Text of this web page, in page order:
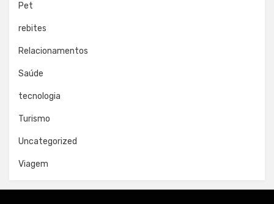
Pet
rebites
Relacionamentos
Saúde
tecnologia
Turismo
Uncategorized
Viagem